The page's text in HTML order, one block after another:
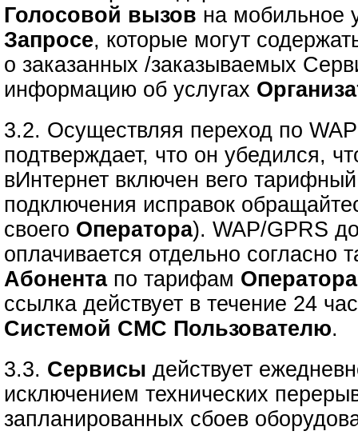
Голосовой вызов на мобильное
Запросе, которые могут
о заказанных /заказываемых
информацию об услугах
3.2. Осуществляя переход по
подтверждает, что он убедился,
вИнтернет включен вего
подключения исправок
своего Оператора). WAP/GPRS
оплачивается отдельно согласно
Абонентапо тарифам Оператора
ссылка действует в течение 24
Системой СМС Пользователю.
3.3. Сервисы действует
исключением технических
запланированных сбоев